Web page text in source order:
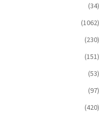
(34)
(1062)
(230)
(151)
(53)
(97)
(420)